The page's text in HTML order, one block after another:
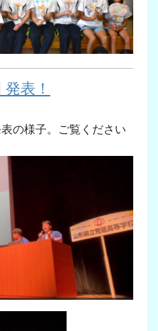
表！
の様子。ご覧ください